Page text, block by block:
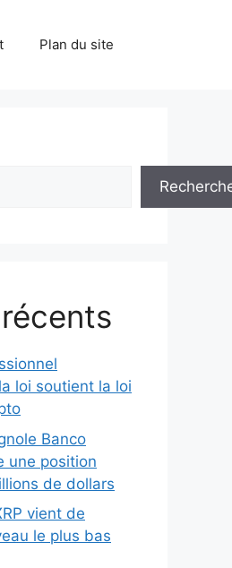
Plan du site
loi soutient la loi
Banco
une position
de dollars
vient de
le plus bas